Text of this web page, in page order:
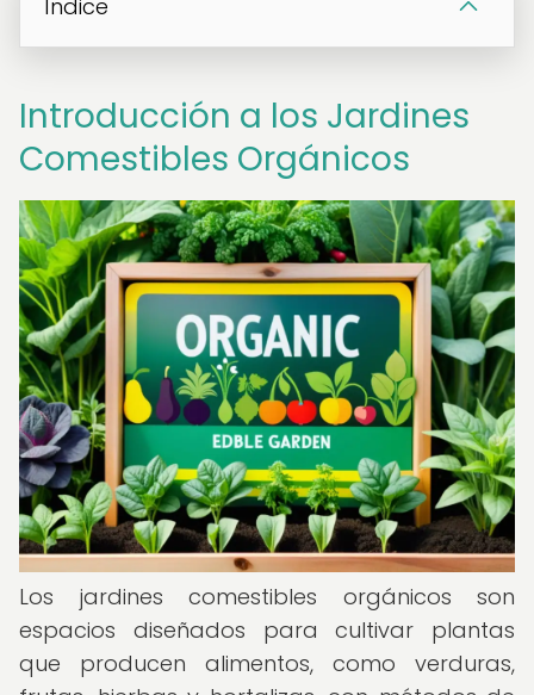
Índice
Introducción a los Jardines
Comestibles Orgánicos
Los jardines comestibles orgánicos son
espacios diseñados para cultivar plantas
que producen alimentos, como verduras,